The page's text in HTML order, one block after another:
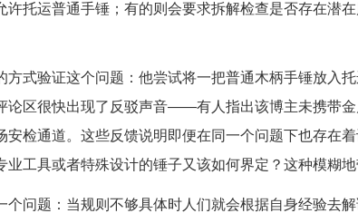
许托运普通手锤；有的则会要求拆解检查是否存在潜
方式验证这个问题：他尝试将一把普通木柄手锤放入
论区很快出现了反驳声音——有人指出该博主未携带
安检通道。这些反馈说明即便在同一个问题下也存在
工具或者特殊设计的锤子又该如何界定？这种模糊地
个问题：当规则不够具体时人们就会根据自身经验去